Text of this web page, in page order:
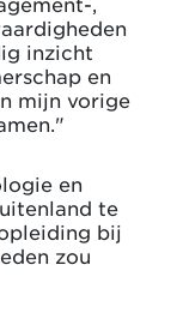
inzicht
en
mijn vorige
en
te
bij
zou